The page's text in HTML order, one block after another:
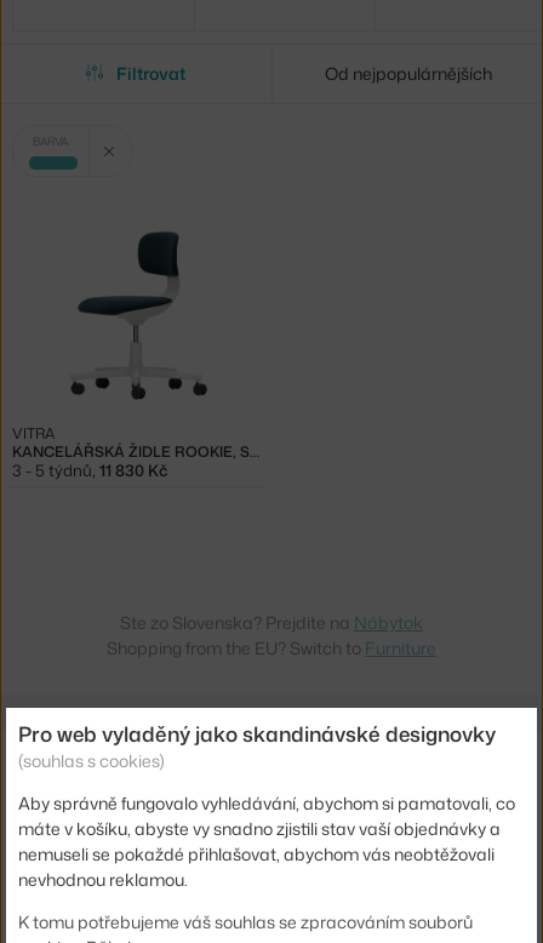
Filtrovat Od nejpopulárnějších
Vybrané
filtry:
BARVA
tyrkysová
KANCELÁŘSKÁ ŽIDLE ROOKIE, SOFT GREY/PETROL
VITRA
3 - 5 týdnů 11 830 Kč
Ste zo Slovenska? Prejdite na Nábytok
Shopping from the EU? Switch to Furniture
Pro web vyladěný jako skandinávské designovky
(souhlas s cookies)
Aby správně fungovalo vyhledávání, abychom si pamatovali, co
máte v košíku, abyste vy snadno zjistili stav vaší objednávky a
nemuseli se pokaždé přihlašovat, abychom vás neobtěžovali
nevhodnou reklamou.
K tomu potřebujeme váš souhlas se zpracováním souborů
Novinky e-mailem
ODESLAT
Přihlášením souhlasíte sezpracováním osobních údajů.
O nás